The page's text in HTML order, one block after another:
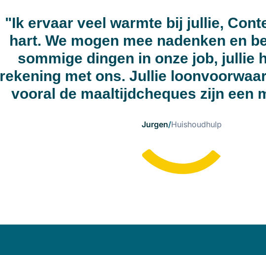
"Ik ervaar veel warmte bij jullie,
hart. We mogen mee nadenken en
sommige dingen in onze job, jullie
rekening met ons. Jullie
vooral de maaltijdcheques zijn een
Jurgen/Huishoudhulp